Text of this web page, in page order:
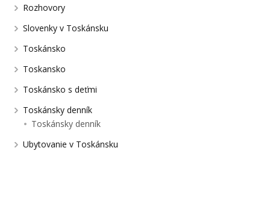
Rozhovory
Slovenky v Toskánsku
Toskánsko
Toskansko
Toskánsko s deťmi
Toskánsky denník
Toskánsky denník
Ubytovanie v Toskánsku